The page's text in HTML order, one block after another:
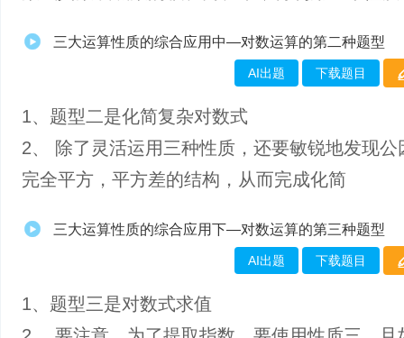
三大运算性质的综合应用中—对数运算的第二种题型
AI出题 下载题目
1、​题型二是化简复杂对数式
2、 除了灵活运用三种性质，还要敏锐地发现公
完全平方，平方差的结构，从而完成化简
三大运算性质的综合应用下—对数运算的第三种题型
AI出题 下载题目
1、题型三是对数式求值